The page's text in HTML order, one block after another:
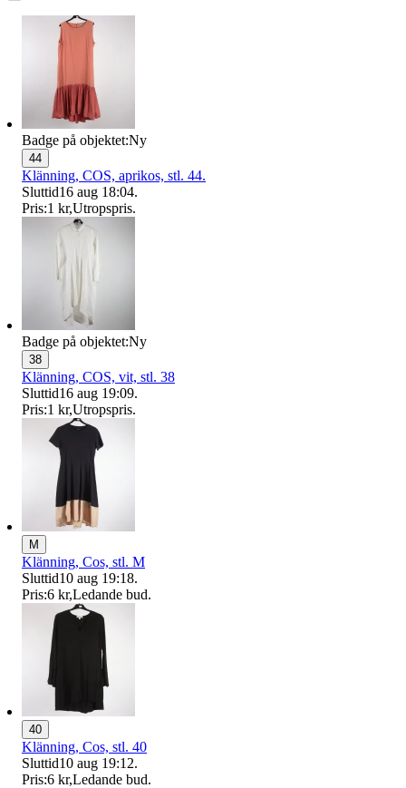
Badge på objektet:Ny
44
Klänning, COS, aprikos, stl. 44.
Sluttid16 aug 18:04.
Pris:1 kr,Utropspris.
Badge på objektet:Ny
38
Klänning, COS, vit, stl. 38
Sluttid16 aug 19:09.
Pris:1 kr,Utropspris.
M
Klänning, Cos, stl. M
Sluttid10 aug 19:18.
Pris:6 kr,Ledande bud.
40
Klänning, Cos, stl. 40
Sluttid10 aug 19:12.
Pris:6 kr,Ledande bud.